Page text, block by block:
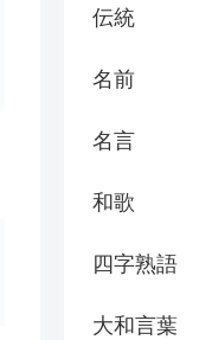
伝統
名前
名言
和歌
四字熟語
大和言葉